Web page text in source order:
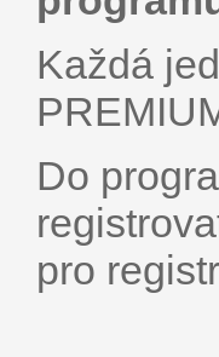
Každá
Do
pro